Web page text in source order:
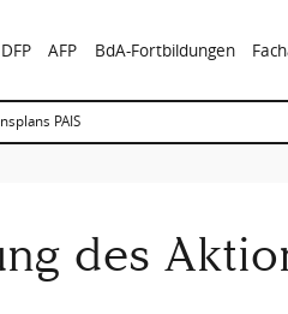
DFP AFP BdA-Fortbildungen
PAIS
des